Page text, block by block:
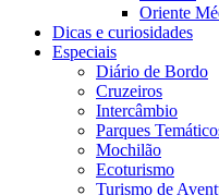
Oriente
Dicas e curiosidades
Especiais
Diário de Bordo
Cruzeiros
Intercâmbio
Parques
Mochilão
Ecoturismo
Turismo de